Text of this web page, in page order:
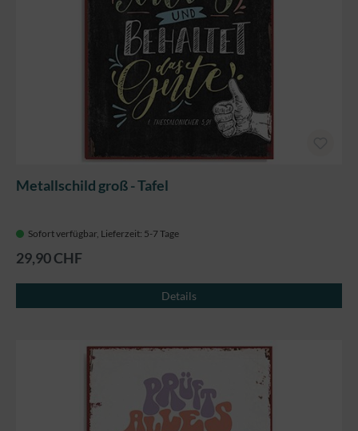
Metallschild groß - Tafel
Sofort verfügbar, Lieferzeit: 5-7 Tage
29,90 CHF
Details